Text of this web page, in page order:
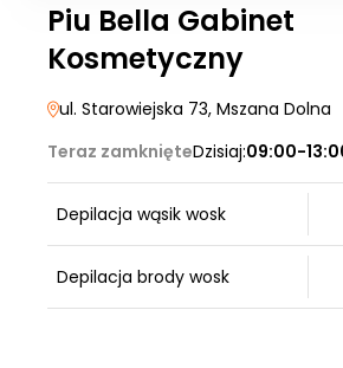
Piu Bella Gabinet
Kosmetyczny
ul. Starowiejska 73, Mszana Dolna
Teraz zamknięteDzisiaj:09:00-
Depilacja wąsik wosk
Depilacja brody wosk